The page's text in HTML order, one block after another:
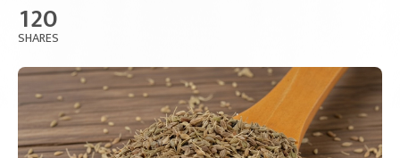
120
SHARES